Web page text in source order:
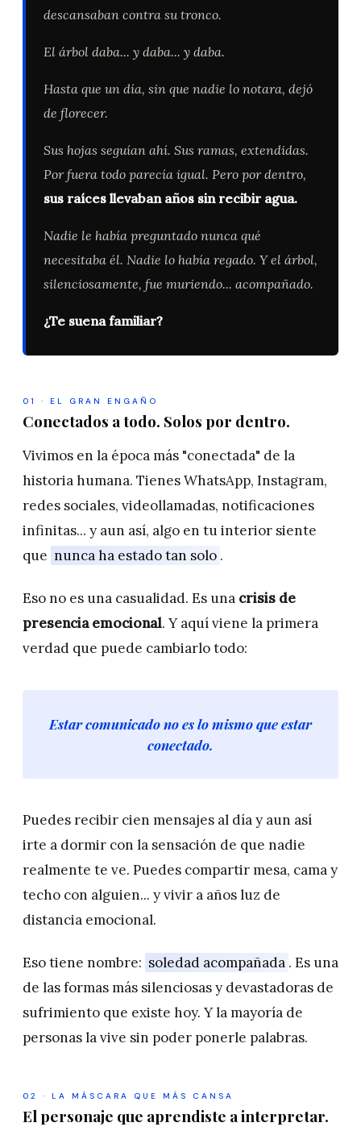
descansaban contra su tronco.
El árbol daba... y daba... y daba.
Hasta que un día, sin que nadie lo notara, dejó
de florecer.
Sus hojas seguían ahí. Sus ramas, extendidas.
Por fuera todo parecía igual. Pero por dentro,
sus raíces llevaban años sin recibir agua.
Nadie le había preguntado nunca qué
necesitaba él. Nadie lo había regado. Y el árbol,
silenciosamente, fue muriendo... acompañado.
¿Te suena familiar?
01 · EL GRAN ENGAÑO
Conectados a todo. Solos por dentro.
Vivimos en la época más "conectada" de la
historia humana. Tienes WhatsApp, Instagram,
redes sociales, videollamadas, notificaciones
infinitas... y aun así, algo en tu interior siente
que nunca ha estado tan solo .
Eso no es una casualidad. Es una crisis de
presencia emocional. Y aquí viene la primera
verdad que puede cambiarlo todo:
Estar comunicado no es lo mismo que estar
conectado.
Puedes recibir cien mensajes al día y aun así
irte a dormir con la sensación de que nadie
realmente te ve. Puedes compartir mesa, cama y
techo con alguien... y vivir a años luz de
distancia emocional.
Eso tiene nombre: soledad acompañada . Es una
de las formas más silenciosas y devastadoras de
sufrimiento que existe hoy. Y la mayoría de
personas la vive sin poder ponerle palabras.
02 · LA MÁSCARA QUE MÁS CANSA
El personaje que aprendiste a interpretar.